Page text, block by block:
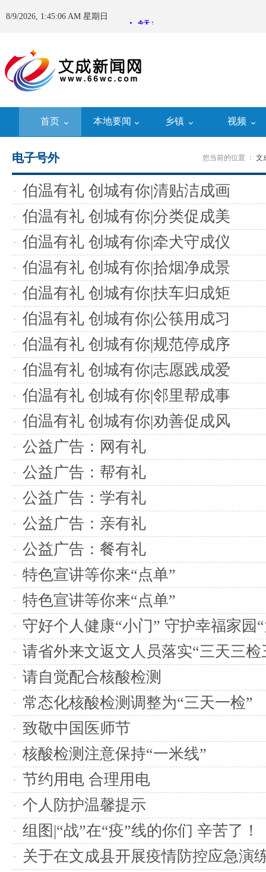
8/9/2026, 1:45:06 AM 星期日
首页 本地要闻 乡镇 视频
您当前的位置 ： 文
电子号外
伯温有礼 创城有你|清贴洁成画
伯温有礼 创城有你|分类促成美
伯温有礼 创城有你|牵犬守成仪
伯温有礼 创城有你|拾烟净成景
伯温有礼 创城有你|扶车归成矩
伯温有礼 创城有你|公筷用成习
伯温有礼 创城有你|规范停成序
伯温有礼 创城有你|志愿践成爱
伯温有礼 创城有你|邻里帮成事
伯温有礼 创城有你|劝善促成风
公益广告：网有礼
公益广告：帮有礼
公益广告：学有礼
公益广告：亲有礼
公益广告：餐有礼
特色宣讲等你来“点单”
特色宣讲等你来“点单”
守好个人健康“小门” 守护幸福家园
请省外来文返文人员落实“三天三检
请自觉配合核酸检测
常态化核酸检测调整为“三天一检”
致敬中国医师节
核酸检测注意保持“一米线”
节约用电 合理用电
个人防护温馨提示
组图|“战”在“疫”线的你们 辛苦了！
关于在文成县开展疫情防控应急演